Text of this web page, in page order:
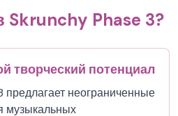
Skrunchy Phase 3?
творческий потенциал
предлагает неограниченные
музыкальных